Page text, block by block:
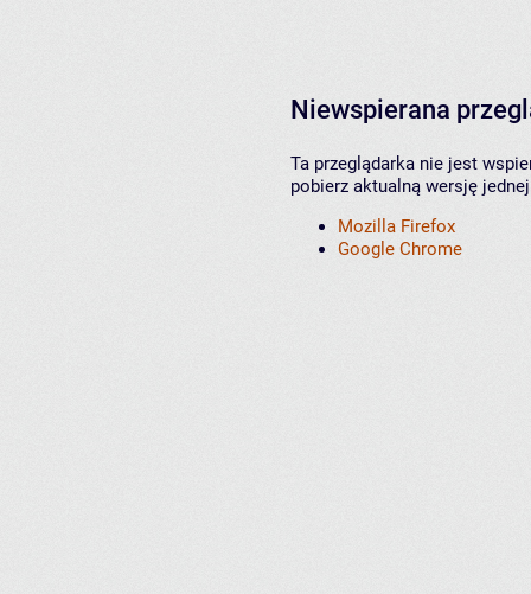
Niewspierana
Ta przeglądarka nie jest
pobierz aktualną wersję
Mozilla Firefox
Google Chrome